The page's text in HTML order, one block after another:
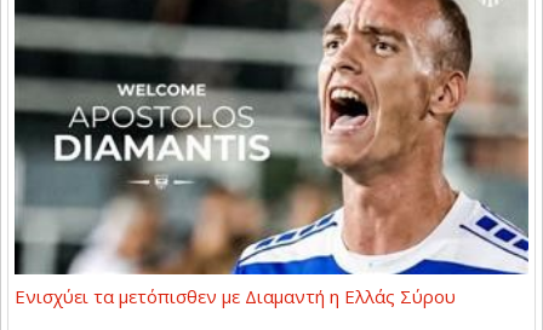
Ενισχύει τα μετόπισθεν με Διαμαντή η Ελλάς Σύρου